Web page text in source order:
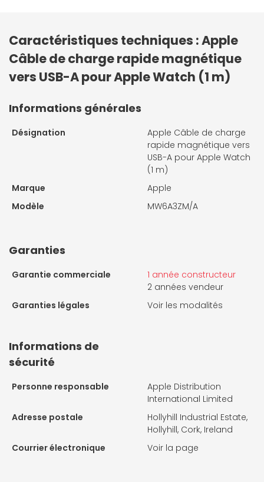
Caractéristiques techniques : Apple
Câble de charge rapide magnétique
vers USB-A pour Apple Watch (1 m)
Informations générales
Désignation
Apple Câble de charge
rapide magnétique vers
USB-A pour Apple Watch
(1 m)
Marque
Apple
Modèle
MW6A3ZM/A
Garanties
Garantie commerciale
1 année constructeur
2 années vendeur
Garanties légales
Voir les modalités
Informations de
sécurité
Personne responsable
Apple Distribution
International Limited
Adresse postale
Hollyhill Industrial Estate,
Hollyhill, Cork, Ireland
Courrier électronique
Voir la page